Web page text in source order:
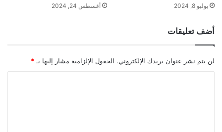
يوليو 8, 2024 أغسطس 24, 2024
أضف تعليقات
لن يتم نشر عنوان بريدك الإلكتروني. الحقول الإلزامية مشار إليها بـ *